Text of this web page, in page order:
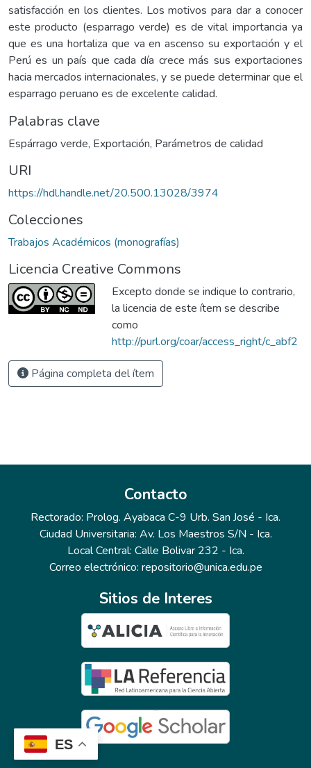
ES
satisfacción en los clientes. Los motivos para dar a conocer
este producto (esparrago verde) es de vital importancia ya
que es una hortaliza que va en ascenso su exportación y el
Perú es un país que cada día crece más sus exportaciones
hacia mercados internacionales, y se puede determinar que el
esparrago peruano es de excelente calidad.
Palabras clave
Espárrago verde, Exportación, Parámetros de calidad
URI
https://hdl.handle.net/20.500.13028/3974
Colecciones
Trabajos Académicos (monografías)
Licencia Creative Commons
Excepto donde se indique lo contrario,
la licencia de este ítem se describe
como
http://purl.org/coar/access_right/c_abf2
Página completa del ítem
Contacto
Rectorado: Prolog. Ayabaca C-9 Urb. San José - Ica.
Ciudad Universitaria: Av. Los Maestros S/N - Ica.
Local Central: Calle Bolivar 232 - Ica.
Correo electrónico: repositorio@unica.edu.pe
Sitios de Interes